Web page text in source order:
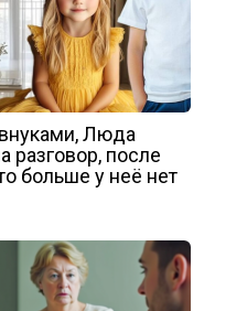
Люда
разговор, после
больше у неё нет